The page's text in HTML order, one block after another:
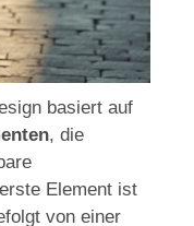
basiert auf
, die
Element ist
von einer